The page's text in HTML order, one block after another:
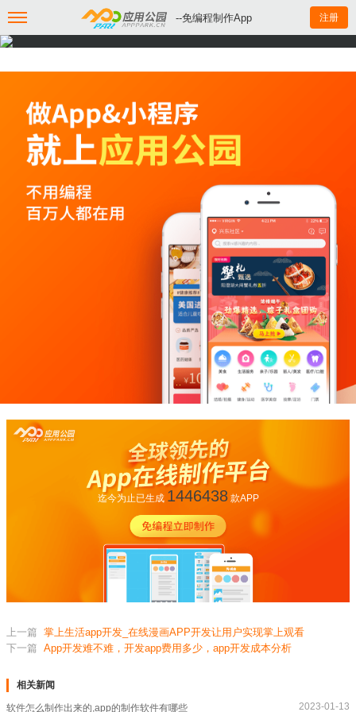
--免编程制作App 注册
迄今为止已生成 1446438款APP
上一篇 掌上生活app开发_在线漫画APP开发让用户实现掌上观看
下一篇 App开发难不难，开发app费用多少，app开发成本分析
相关新闻
软件怎么制作出来的,app的制作软件有哪些 2023-01-13